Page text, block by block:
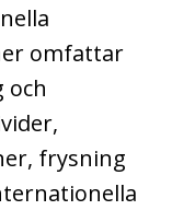
omfattar
och
frysning